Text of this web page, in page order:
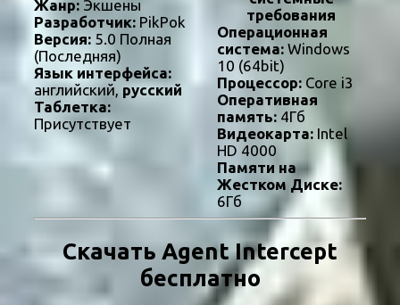
Жанр: Экшены
Разработчик: PikPok
Версия: 5.0 Полная
(Последняя)
Язык интерфейса:
английский, русский
Таблетка:
Присутствует
требования
Операционная
система:Windows
10 (64bit)
Процессор:Core i3
Оперативная
память:4Гб
Видеокарта:Intel
HD 4000
Памяти на
Жестком Диске:
6Гб
Скачать Agent Intercept
бесплатно